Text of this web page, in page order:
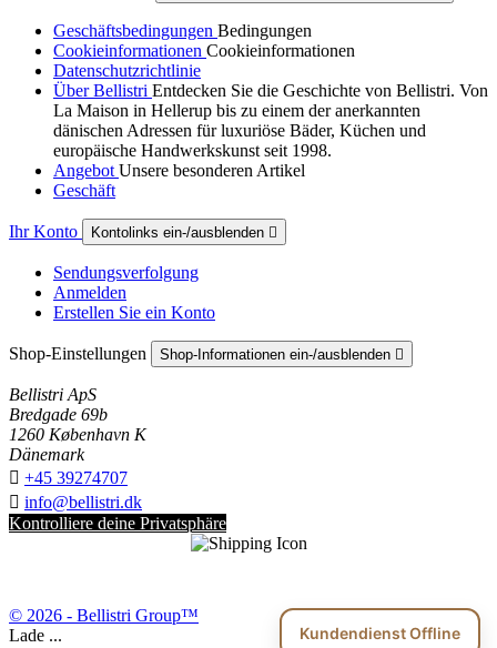
Geschäftsbedingungen Bedingungen
Cookieinformationen Cookieinformationen
Datenschutzrichtlinie
Über Bellistri Entdecken Sie die Geschichte von Bellistri. Von
La Maison in Hellerup bis zu einem der anerkannten
dänischen Adressen für luxuriöse Bäder, Küchen und
europäische Handwerkskunst seit 1998.
Angebot Unsere besonderen Artikel
Geschäft
Ihr Konto Kontolinks ein-/ausblenden 
Sendungsverfolgung
Anmelden
Erstellen Sie ein Konto
Shop-Einstellungen Shop-Informationen ein-/ausblenden 
Bellistri ApS
Bredgade 69b
1260 København K
Dänemark
 +45 39274707
 info@bellistri.dk
Kontrolliere deine Privatsphäre
Kundendienst Offline
© 2026 - Bellistri Group™
Lade ...